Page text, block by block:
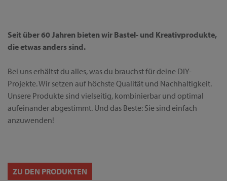
Seit über 60 Jahren bieten wir Bastel- und Kreativprodukte,
die etwas anders sind.
Bei uns erhältst du alles, was du brauchst für deine DIY-
Projekte. Wir setzen auf höchste Qualität und Nachhaltigkeit.
Unsere Produkte sind vielseitig, kombinierbar und optimal
aufeinander abgestimmt. Und das Beste: Sie sind einfach
anzuwenden!
ZU DEN PRODUKTEN